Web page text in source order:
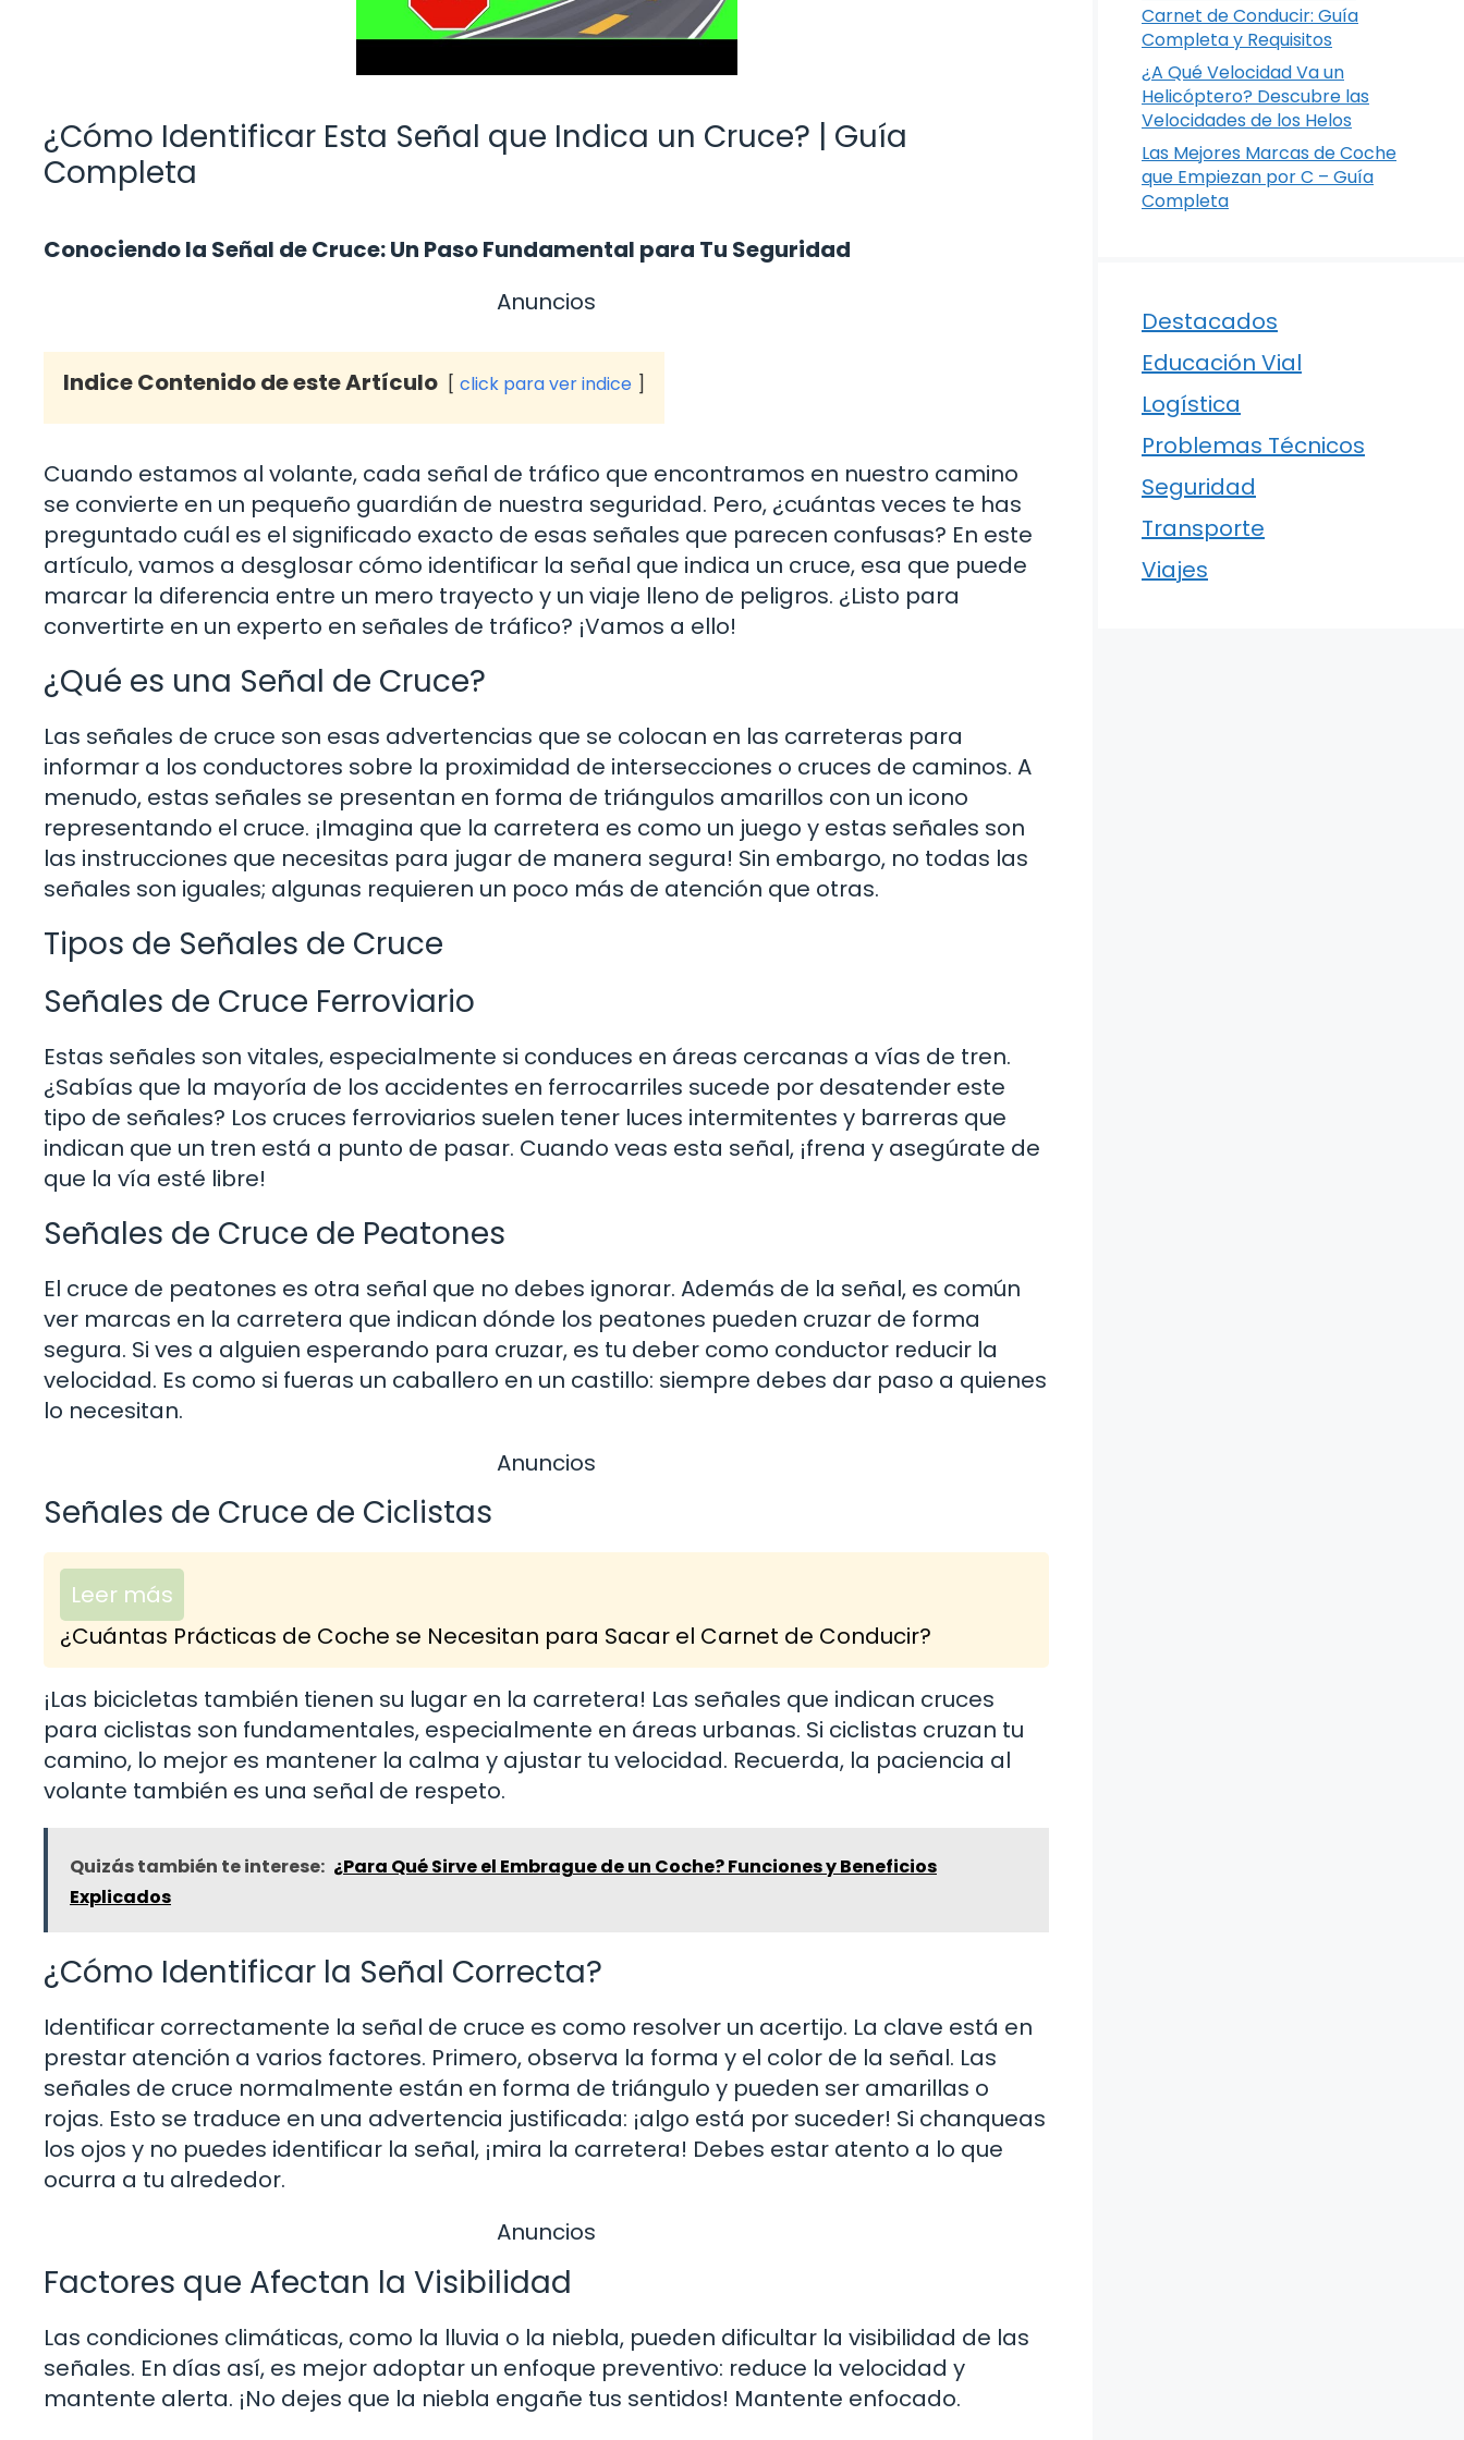
¿Cómo Identificar Esta Señal que Indica un Cruce? | Guía
Completa
Conociendo la Señal de Cruce: Un Paso Fundamental para Tu Seguridad
Anuncios
Indice Contenido de este Artículo click para ver indice
Cuando estamos al volante, cada señal de tráfico que encontramos en nuestro camino
se convierte en un pequeño guardián de nuestra seguridad. Pero, ¿cuántas veces te has
preguntado cuál es el significado exacto de esas señales que parecen confusas? En este
artículo, vamos a desglosar cómo identificar la señal que indica un cruce, esa que puede
marcar la diferencia entre un mero trayecto y un viaje lleno de peligros. ¿Listo para
convertirte en un experto en señales de tráfico? ¡Vamos a ello!
¿Qué es una Señal de Cruce?
Las señales de cruce son esas advertencias que se colocan en las carreteras para
informar a los conductores sobre la proximidad de intersecciones o cruces de caminos. A
menudo, estas señales se presentan en forma de triángulos amarillos con un icono
representando el cruce. ¡Imagina que la carretera es como un juego y estas señales son
las instrucciones que necesitas para jugar de manera segura! Sin embargo, no todas las
señales son iguales; algunas requieren un poco más de atención que otras.
Tipos de Señales de Cruce
Señales de Cruce Ferroviario
Estas señales son vitales, especialmente si conduces en áreas cercanas a vías de tren.
¿Sabías que la mayoría de los accidentes en ferrocarriles sucede por desatender este
tipo de señales? Los cruces ferroviarios suelen tener luces intermitentes y barreras que
indican que un tren está a punto de pasar. Cuando veas esta señal, ¡frena y asegúrate de
que la vía esté libre!
Señales de Cruce de Peatones
El cruce de peatones es otra señal que no debes ignorar. Además de la señal, es común
ver marcas en la carretera que indican dónde los peatones pueden cruzar de forma
segura. Si ves a alguien esperando para cruzar, es tu deber como conductor reducir la
velocidad. Es como si fueras un caballero en un castillo: siempre debes dar paso a quienes
lo necesitan.
Anuncios
Señales de Cruce de Ciclistas
Leer más
¿Cuántas Prácticas de Coche se Necesitan para Sacar el Carnet de Conducir?
¡Las bicicletas también tienen su lugar en la carretera! Las señales que indican cruces
para ciclistas son fundamentales, especialmente en áreas urbanas. Si ciclistas cruzan tu
camino, lo mejor es mantener la calma y ajustar tu velocidad. Recuerda, la paciencia al
volante también es una señal de respeto.
Quizás también te interese: ¿Para Qué Sirve el Embrague de un Coche? Funciones y Beneficios
Explicados
¿Cómo Identificar la Señal Correcta?
Identificar correctamente la señal de cruce es como resolver un acertijo. La clave está en
prestar atención a varios factores. Primero, observa la forma y el color de la señal. Las
señales de cruce normalmente están en forma de triángulo y pueden ser amarillas o
rojas. Esto se traduce en una advertencia justificada: ¡algo está por suceder! Si chanqueas
los ojos y no puedes identificar la señal, ¡mira la carretera! Debes estar atento a lo que
ocurra a tu alrededor.
Anuncios
Factores que Afectan la Visibilidad
Las condiciones climáticas, como la lluvia o la niebla, pueden dificultar la visibilidad de las
señales. En días así, es mejor adoptar un enfoque preventivo: reduce la velocidad y
mantente alerta. ¡No dejes que la niebla engañe tus sentidos! Mantente enfocado.
Carnet de Conducir: Guía
Completa y Requisitos
¿A Qué Velocidad Va un
Helicóptero? Descubre las
Velocidades de los Helos
Las Mejores Marcas de Coche
que Empiezan por C – Guía
Completa
Destacados
Educación Vial
Logística
Problemas Técnicos
Seguridad
Transporte
Viajes